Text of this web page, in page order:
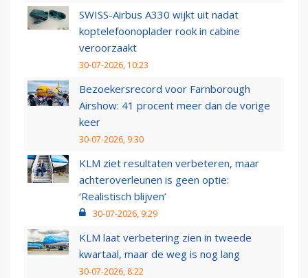
SWISS-Airbus A330 wijkt uit nadat
koptelefoonoplader rook in cabine
veroorzaakt
30-07-2026, 10:23
Bezoekersrecord voor Farnborough
Airshow: 41 procent meer dan de vorige
keer
30-07-2026, 9:30
KLM ziet resultaten verbeteren, maar
achteroverleunen is geen optie:
‘Realistisch blijven’
30-07-2026, 9:29
KLM laat verbetering zien in tweede
kwartaal, maar de weg is nog lang
30-07-2026, 8:22